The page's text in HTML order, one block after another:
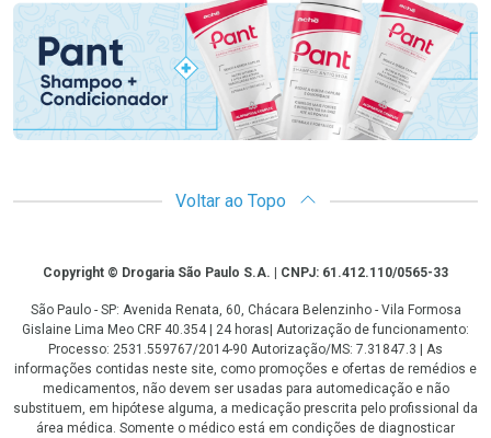
Voltar ao Topo
CopyrightCopyright © Drogaria São Paulo S.A. | CNPJ: 61.412.110/0565-33
São Paulo - SP: Avenida Renata, 60, Chácara Belenzinho - Vila Formosa
Gislaine Lima Meo CRF 40.354 | 24 horas| Autorização de funcionamento:
Processo: 2531.559767/2014-90 Autorização/MS: 7.31847.3 | As
informações contidas neste site, como promoções e ofertas de remédios e
medicamentos, não devem ser usadas para automedicação e não
substituem, em hipótese alguma, a medicação prescrita pelo profissional da
área médica. Somente o médico está em condições de diagnosticar